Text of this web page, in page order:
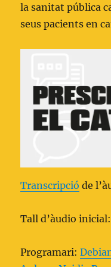
la sanitat pública
seus pacients en
Transcripció de
Tall d’àudio
Programari: